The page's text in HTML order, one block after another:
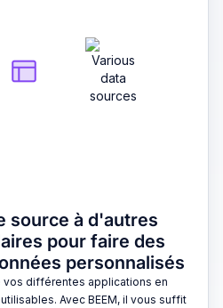
source à d'autres
pour faire des
personnalisés
différentes applications en
Avec BEEM, il vous suffit